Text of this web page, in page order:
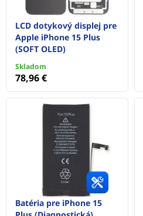
LCD dotykový displej pre
Apple iPhone 15 Plus
(SOFT OLED)
Skladom
78,96 €
Batéria pre iPhone 15